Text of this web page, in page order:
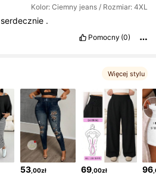
Kolor: Ciemny jeans / Rozmiar: 4XL
serdecznie .
Pomocny (0)
Więcej stylu
53,00zł 69 ,00zł 96